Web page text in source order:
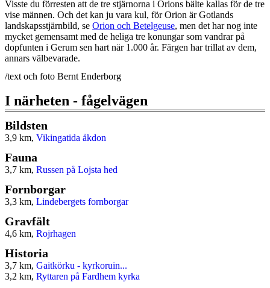
Visste du förresten att de tre stjärnorna i Orions bälte kallas för de tre
vise männen. Och det kan ju vara kul, för Orion är Gotlands
landskapsstjärnbild, se Orion och Betelgeuse, men det har nog inte
mycket gemensamt med de heliga tre konungar som vandrar på
dopfunten i Gerum sen hart när 1.000 år. Färgen har trillat av dem,
annars välbevarade.
/text och foto Bernt Enderborg
I närheten - fågelvägen
Bildsten
3,9 km, Vikingatida åkdon
Fauna
3,7 km, Russen på Lojsta hed
Fornborgar
3,3 km, Lindebergets fornborgar
Gravfält
4,6 km, Rojrhagen
Historia
3,7 km, Gaitkörku - kyrkoruin...
3,2 km, Ryttaren på Fardhem kyrka